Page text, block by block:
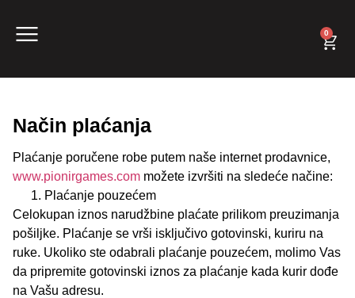
0
Način plaćanja
Plaćanje poručene robe putem naše internet prodavnice,
www.pionirgames.com možete izvršiti na sledeće načine:
Plaćanje pouzećem
Celokupan iznos narudžbine plaćate prilikom preuzimanja
pošiljke. Plaćanje se vrši isključivo gotovinski, kuriru na
ruke. Ukoliko ste odabrali plaćanje pouzećem, molimo Vas
da pripremite gotovinski iznos za plaćanje kada kurir dođe
na Vašu adresu.